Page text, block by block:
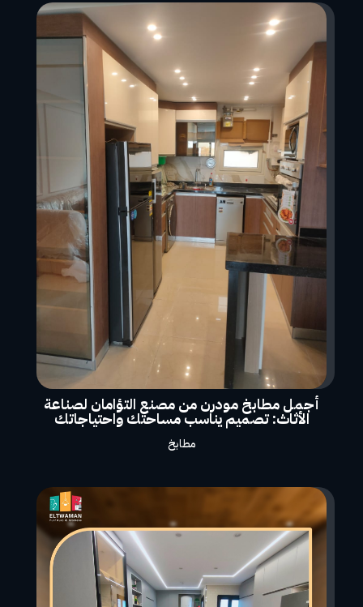
أجمل مطابخ مودرن من مصنع التؤامان لصناعة
الأثاث: تصميم يناسب مساحتك واحتياجاتك
مطابخ